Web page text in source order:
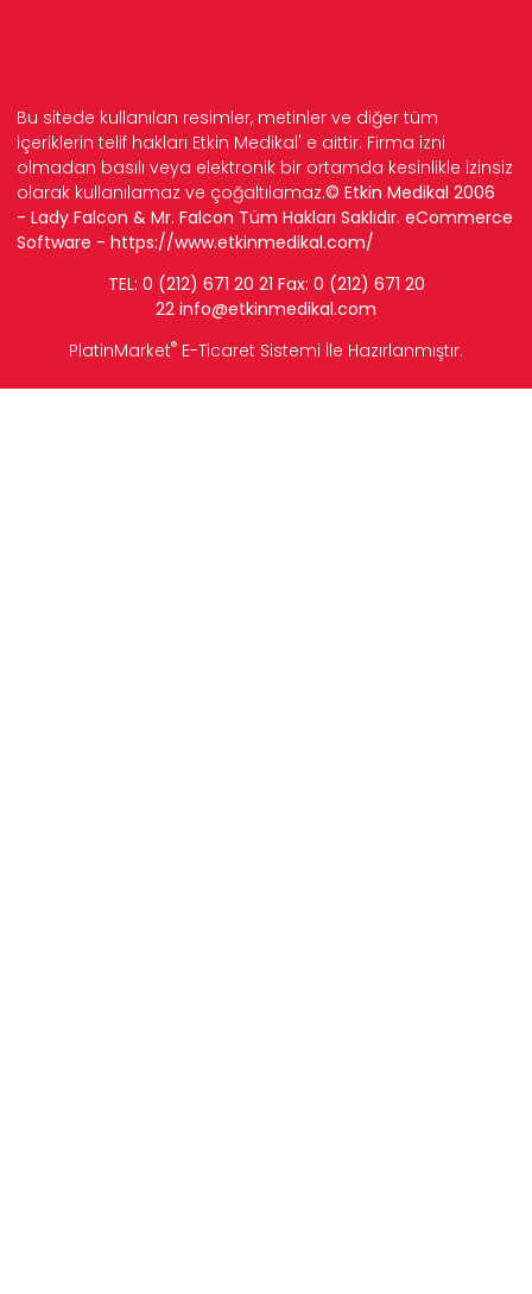
Bu sitede kullanılan resimler, metinler ve diğer tüm
içeriklerin telif hakları Etkin Medikal' e aittir. Firma izni
olmadan basılı veya elektronik bir ortamda kesinlikle izinsiz
olarak kullanılamaz ve çoğaltılamaz.© Etkin Medikal 2006
- Lady Falcon & Mr. Falcon Tüm Hakları Saklıdır. eCommerce
Software - https://www.etkinmedikal.com/
TEL: 0 (212) 671 20 21 Fax: 0 (212) 671 20
22 info@etkinmedikal.com
PlatinMarket® E-Ticaret Sistemi İle Hazırlanmıştır.